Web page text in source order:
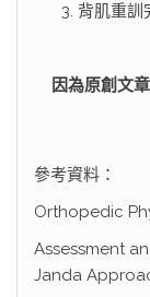
背肌重訓
因為原創文
參考資料：
Orthopedic
Assessment
Janda